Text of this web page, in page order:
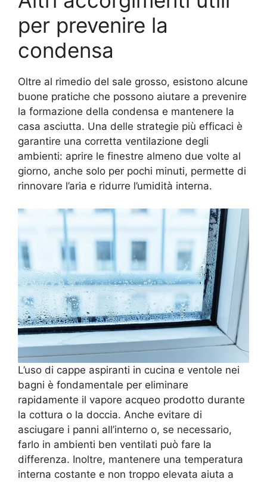
per prevenire la
condensa
Oltre al rimedio del sale grosso, esistono alcune
buone pratiche che possono aiutare a prevenire
la formazione della condensa e mantenere la
casa asciutta. Una delle strategie più efficaci è
garantire una corretta ventilazione degli
ambienti: aprire le finestre almeno due volte al
giorno, anche solo per pochi minuti, permette di
rinnovare l’aria e ridurre l’umidità interna.
L’uso di cappe aspiranti in cucina e ventole nei
bagni è fondamentale per eliminare
rapidamente il vapore acqueo prodotto durante
la cottura o la doccia. Anche evitare di
asciugare i panni all’interno o, se necessario,
farlo in ambienti ben ventilati può fare la
differenza. Inoltre, mantenere una temperatura
interna costante e non troppo elevata aiuta a